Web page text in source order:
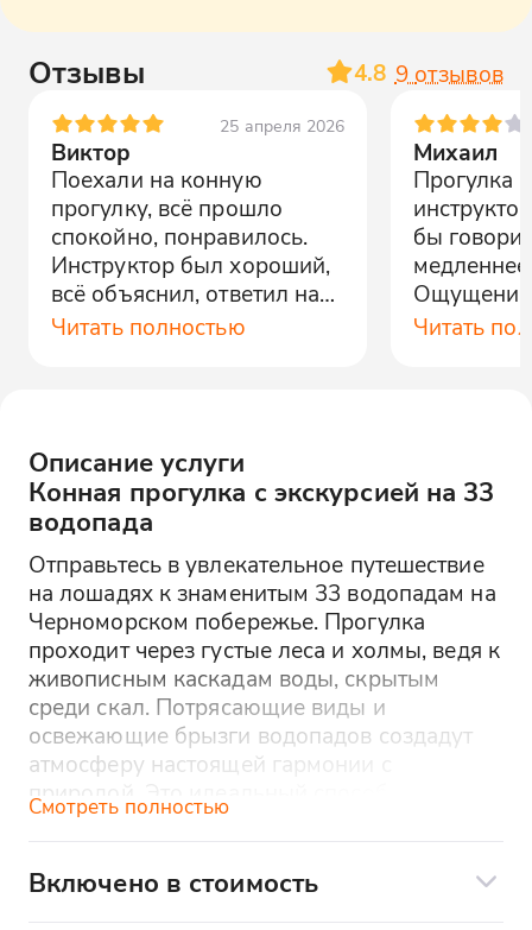
Отзывы 4.8 9 отзывов
25 апреля 2026
Виктор
Поехали на конную
прогулку, всё прошло
спокойно, понравилось.
Инструктор был хороший,
всё объяснил, ответил на
вопросы.
Читать полностью
Михаил
Прогулка
бы
успели
Читать
Описание услуги
Конная прогулка с экскурсией на 33
водопада
Отправьтесь в увлекательное путешествие
на лошадях к знаменитым 33 водопадам на
Черноморском побережье. Прогулка
проходит через густые леса и холмы, ведя к
живописным каскадам воды, скрытым
среди скал. Потрясающие виды и
освежающие брызги водопадов создадут
атмосферу настоящей гармонии с
природой. Это идеальный способ
насладиться уникальной природной
верховой езды. Прогулка подходит для всех
Смотреть полностью
Включено в стоимость